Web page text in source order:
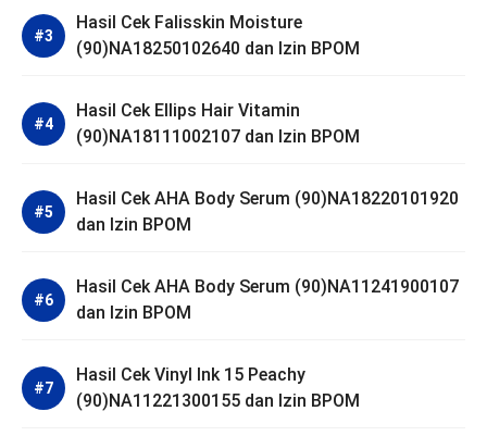
Hasil Cek Falisskin Moisture
(90)NA18250102640 dan Izin BPOM
Hasil Cek Ellips Hair Vitamin
(90)NA18111002107 dan Izin BPOM
Hasil Cek AHA Body Serum (90)NA18220101920
dan Izin BPOM
Hasil Cek AHA Body Serum (90)NA11241900107
dan Izin BPOM
Hasil Cek Vinyl Ink 15 Peachy
(90)NA11221300155 dan Izin BPOM